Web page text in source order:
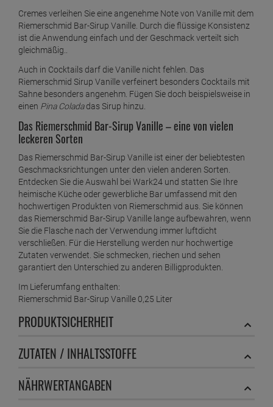
Cremes verleihen Sie eine angenehme Note von Vanille mit dem
Riemerschmid Bar-Sirup Vanille. Durch die flüssige Konsistenz
ist die Anwendung einfach und der Geschmack verteilt sich
gleichmäßig..
Auch in Cocktails darf die Vanille nicht fehlen. Das
Riemerschmid Sirup Vanille verfeinert besonders Cocktails mit
Sahne besonders angenehm. Fügen Sie doch beispielsweise in
einen Pina Coladadas Sirup hinzu.
Das Riemerschmid Bar-Sirup Vanille – eine von vielen
leckeren Sorten
Das Riemerschmid Bar-Sirup Vanille ist einer der beliebtesten
Geschmacksrichtungen unter den vielen anderen Sorten.
Entdecken Sie die Auswahl bei Wark24 und statten Sie Ihre
heimische Küche oder gewerbliche Bar umfassend mit den
hochwertigen Produkten von Riemerschmid aus. Sie können
das Riemerschmid Bar-Sirup Vanille lange aufbewahren, wenn
Sie die Flasche nach der Verwendung immer luftdicht
verschließen. Für die Herstellung werden nur hochwertige
Zutaten verwendet. Sie schmecken, riechen und sehen
garantiert den Unterschied zu anderen Billigprodukten.
Im Lieferumfang enthalten:
Riemerschmid Bar-Sirup Vanille 0,25 Liter
PRODUKTSICHERHEIT
ZUTATEN / INHALTSSTOFFE
NÄHRWERTANGABEN